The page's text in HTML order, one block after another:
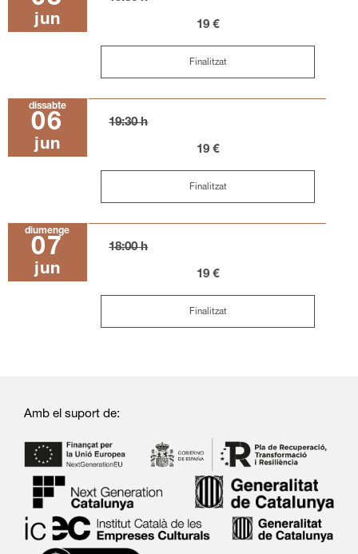
jun 19 €
Finalitzat
dissabte
06
jun
19:30 h
19 €
Finalitzat
diumenge
07
jun
18:00 h
19 €
Finalitzat
Amb el suport de: